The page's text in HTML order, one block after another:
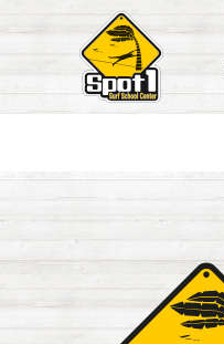
contenuto